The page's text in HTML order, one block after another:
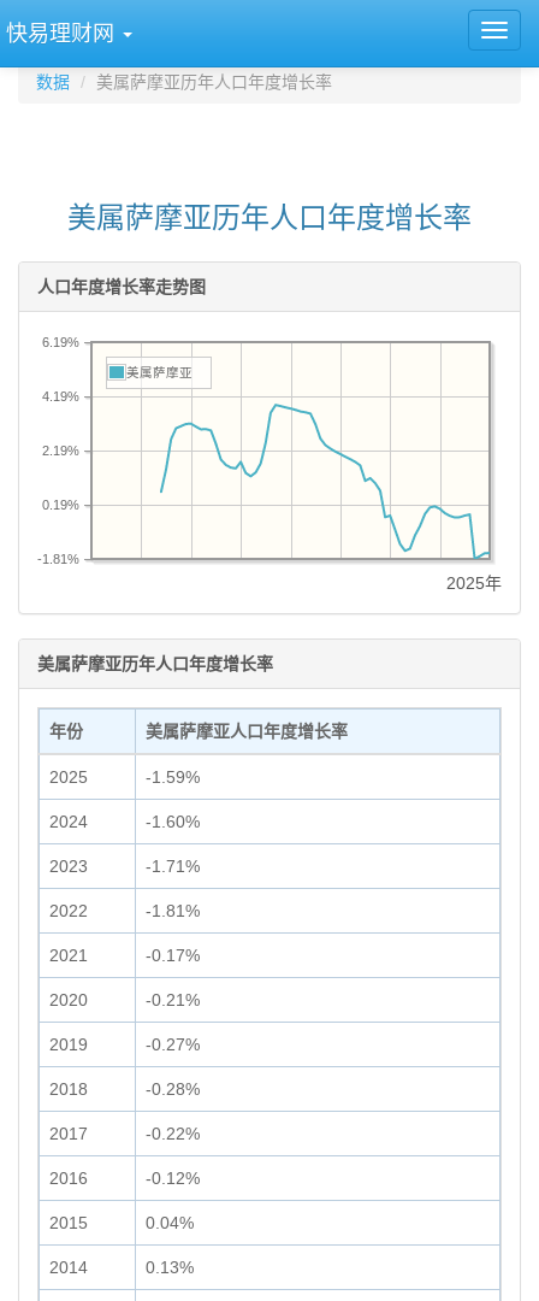
快易理财网
数据 美属萨摩亚历年人口年度增长率
美属萨摩亚历年人口年度增长率
人口年度增长率走势图
-1.81%
0.19%
2.19%
4.19%
6.19%
美属萨摩亚
2025年
美属萨摩亚历年人口年度增长率
年份 美属萨摩亚人口年度增长率
2025 -1.59%
2024 -1.60%
2023 -1.71%
2022 -1.81%
2021 -0.17%
2020 -0.21%
2019 -0.27%
2018 -0.28%
2017 -0.22%
2016 -0.12%
2015 0.04%
2014 0.13%